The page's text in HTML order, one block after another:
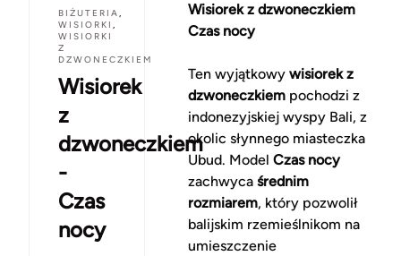
BIŻUTERIA,
WISIORKI ,
WISIORKI
Z
DZWONECZKIEM
Wisiorek
z
dzwoneczkiem
-
Czas
nocy
Wisiorek z dzwoneczkiem
Czas nocy
Ten wyjątkowy wisiorek z
dzwoneczkiempochodzi z
indonezyjskiej wyspy Bali, z
okolic słynnego miasteczka
Ubud. Model Czas nocy
zachwyca średnim
rozmiarem, który pozwolił
balijskim rzemieślnikom na
umieszczenie